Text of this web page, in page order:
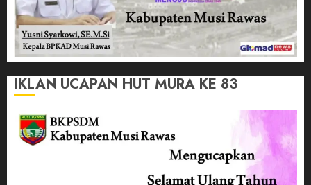
IKLAN UCAPAN HUT MURA KE 83